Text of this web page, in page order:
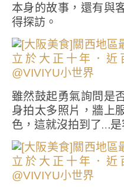
本身的故事，還有與
得探訪。
雖然鼓起勇氣詢問是
身拍太多照片，牆上
色，這就沒拍到了…